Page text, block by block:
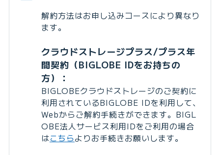
解約方法はお申し込みコースにより異なり
ます。
クラウドストレージプラス/プラス年
間契約（BIGLOBE IDをお持ちの
方）：
BIGLOBEクラウドストレージのご契約に
利用されているBIGLOBE IDを利用して、
Webからご解約手続きができます。BIGL
OBE法人サービス利用IDをご利用の場合
はこちらよりお手続きお願いします。